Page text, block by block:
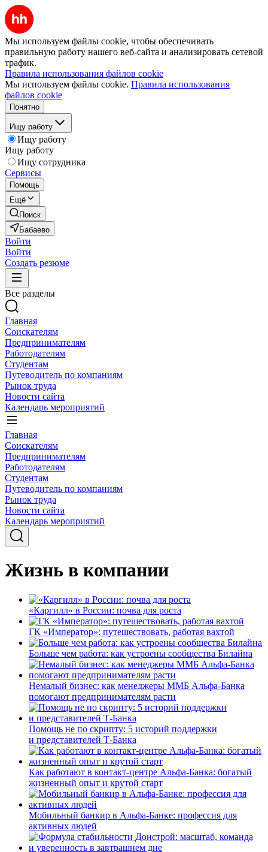
Мы используем файлы cookie, чтобы обеспечивать
правильную работу нашего веб-сайта и анализировать сетевой
трафик.
Правила использования файлов cookie
Мы используем файлы cookie. Правила использования
файлов cookie
Понятно
Ищу работу
Ищу работу
Ищу работу
Ищу сотрудника
Сервисы
Помощь
Ещё
Поиск
Бабаево
Войти
Войти
Создать резюме
Все разделы
Главная
Соискателям
Предпринимателям
Работодателям
Студентам
Путеводитель по компаниям
Рынок труда
Новости сайта
Календарь мероприятий
Главная
Соискателям
Предпринимателям
Работодателям
Студентам
Путеводитель по компаниям
Рынок труда
Новости сайта
Календарь мероприятий
Жизнь в компании
«Каргилл» в России: почва для роста
ГК «Император»: путешествовать, работая вахтой
Больше чем работа: как устроены сообщества Билайна
Немалый бизнес: как менеджеры ММБ Альфа-Банка
помогают предпринимателям расти
Помощь не по скрипту: 5 историй поддержки
и представителей Т-Банка
Как работают в контакт-центре Альфа-Банка: богатый
жизненный опыт и крутой старт
Мобильный банкир в Альфа-Банке: профессия для
активных людей